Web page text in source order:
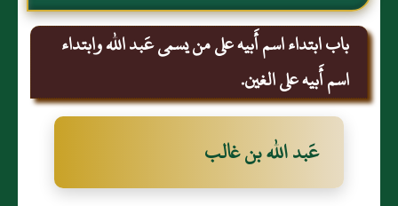
باب ابتداء اسم أَبيه على من يسمى عَبد الله وابتداء
اسم أَبيه على الغين.
عَبد الله بن غالب